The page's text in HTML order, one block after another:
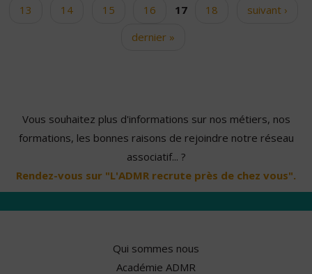
13
14 15 16 17 18
suivant ›
dernier »
Vous souhaitez plus d'informations sur nos métiers, nos
formations, les bonnes raisons de rejoindre notre réseau
associatif... ?
Rendez-vous sur "L'ADMR recrute près de chez vous".
Qui sommes nous
Académie ADMR